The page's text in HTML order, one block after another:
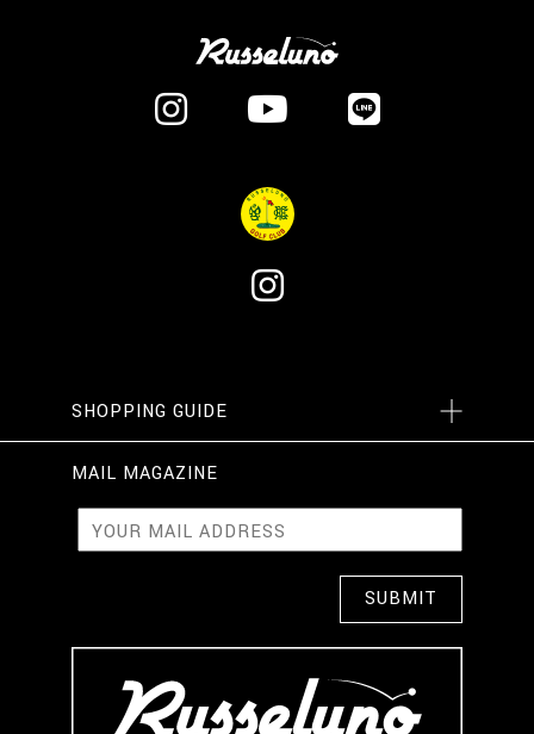
SHOPPING GUIDE
MAIL MAGAZINE